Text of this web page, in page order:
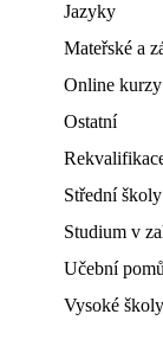
Jazyky
Mateřské a
Online
Ostatní
Střední školy
Studium v
Učební
Vysoké školy